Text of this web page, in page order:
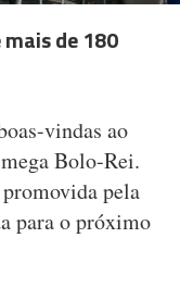
de 180
vindas ao
Bolo-Rei.
pela
para o próximo